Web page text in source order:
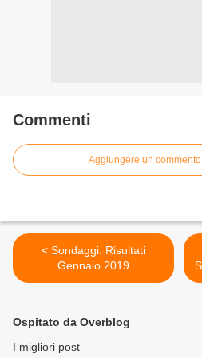
Commenti
Aggiungere un commento
< Sondaggi: Risultati
Gennaio 2019
Ospitato da Overblog
I migliori post